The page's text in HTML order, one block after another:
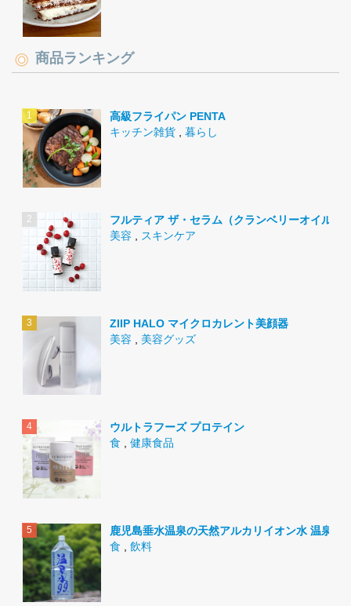
商品ランキング
高級フライパン PENTA
キッチン雑貨
暮らし
フルティア ザ・セラム（クランベリーオイル）
美容
スキンケア
ZIIP HALO マイクロカレント美顔器
美容
美容グッズ
ウルトラフーズ プロテイン
食
健康食品
鹿児島垂水温泉の天然アルカリイオン水 温泉水
食
飲料